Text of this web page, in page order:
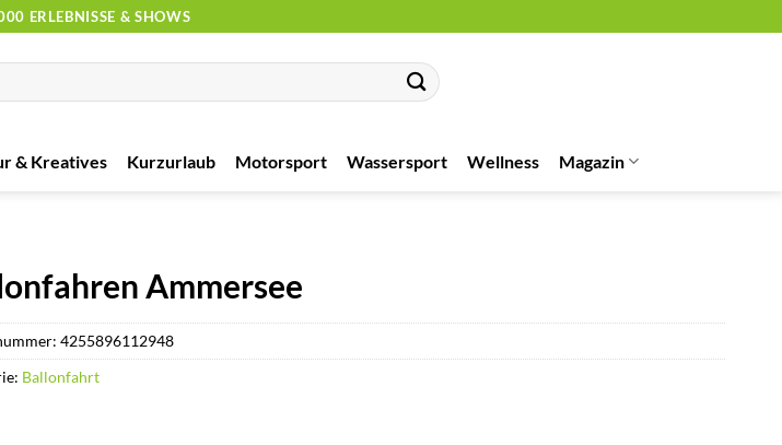
ERLEBNISSE & SHOWS
& Kreatives Kurzurlaub Motorsport Wassersport Wellness Magazin
Ammersee
4255896112948
Ballonfahrt